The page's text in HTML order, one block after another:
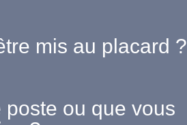
mis au placard ?
ou que vous